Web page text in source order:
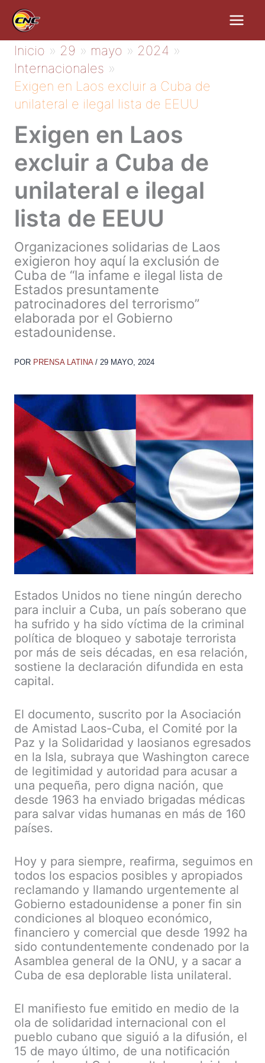
contenido
Inicio 29 mayo
2024
Internacionales
Exigen en Laos excluir a Cuba de
unilateral e ilegal lista de EEUU
Exigen en Laos
excluir a Cuba de
unilateral e ilegal
lista de EEUU
Organizaciones solidarias de Laos
exigieron hoy aquí la exclusión de
Cuba de “la infame e ilegal lista de
Estados presuntamente
patrocinadores del terrorismo”
elaborada por el Gobierno
estadounidense.
POR PRENSA LATINA / 29 MAYO, 2024
Estados Unidos no tiene ningún derecho
para incluir a Cuba, un país soberano que
ha sufrido y ha sido víctima de la criminal
política de bloqueo y sabotaje terrorista
por más de seis décadas, en esa relación,
sostiene la declaración difundida en esta
capital.
El documento, suscrito por la Asociación
de Amistad Laos-Cuba, el Comité por la
Paz y la Solidaridad y laosianos egresados
en la Isla, subraya que Washington carece
de legitimidad y autoridad para acusar a
una pequeña, pero digna nación, que
desde 1963 ha enviado brigadas médicas
para salvar vidas humanas en más de 160
países.
Hoy y para siempre, reafirma, seguimos en
todos los espacios posibles y apropiados
reclamando y llamando urgentemente al
Gobierno estadounidense a poner fin sin
condiciones al bloqueo económico,
financiero y comercial que desde 1992 ha
sido contundentemente condenado por la
Asamblea general de la ONU, y a sacar a
Cuba de esa deplorable lista unilateral.
El manifiesto fue emitido en medio de la
ola de solidaridad internacional con el
pueblo cubano que siguió a la difusión, el
15 de mayo último, de una notificación